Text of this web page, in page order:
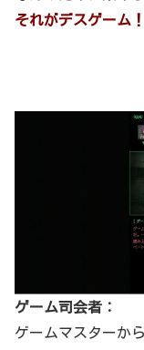
それがデスゲーム！
ゲーム司会者：
ゲームマスターか